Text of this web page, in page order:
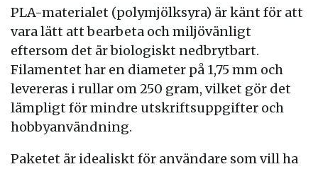
PLA-materialet (polymjölksyra) är känt för att
vara lätt att bearbeta och miljövänligt
eftersom det är biologiskt nedbrytbart.
Filamentet har en diameter på 1,75 mm och
levereras i rullar om 250 gram, vilket gör det
lämpligt för mindre utskriftsuppgifter och
hobbyanvändning.
Paketet är idealiskt för användare som vill ha